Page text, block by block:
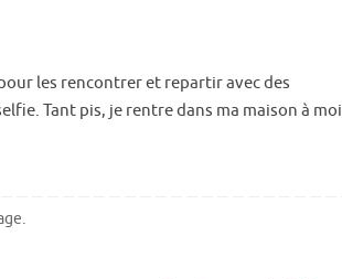
les rencontrer et repartir avec des
Tant pis, je rentre dans ma maison à moi
.